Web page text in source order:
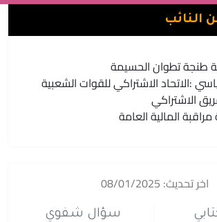
النائب
طنجة تطوان الحسيمة
:الاتحاد الاشتراكي للقوات الشعبية
الاشتراكي
المالية العامة
اخر تحديث: 08/01/2025
سؤال شفوي